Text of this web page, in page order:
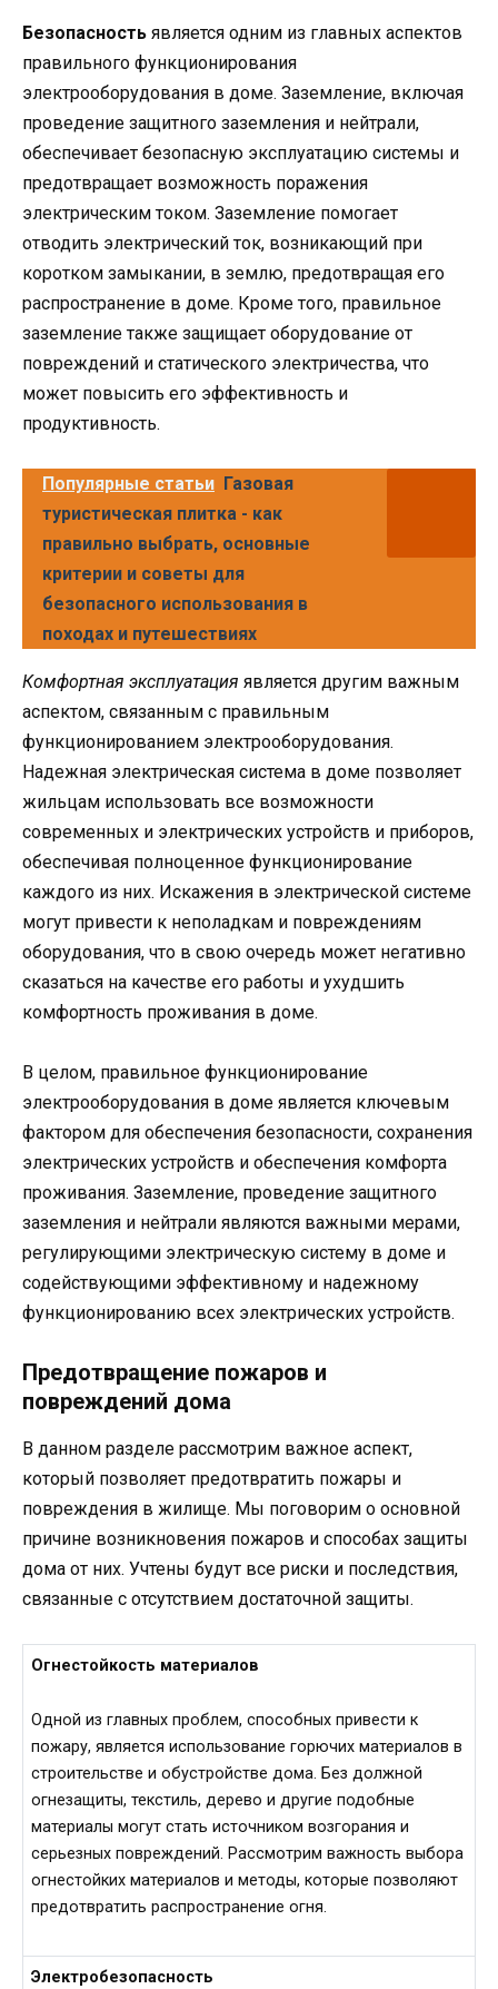
Безопасность является одним из главных аспектов
правильного функционирования
электрооборудования в доме. Заземление, включая
проведение защитного заземления и нейтрали,
обеспечивает безопасную эксплуатацию системы и
предотвращает возможность поражения
электрическим током. Заземление помогает
отводить электрический ток, возникающий при
коротком замыкании, в землю, предотвращая его
распространение в доме. Кроме того, правильное
заземление также защищает оборудование от
повреждений и статического электричества, что
может повысить его эффективность и
продуктивность.
Популярные статьи Газовая
туристическая плитка - как
правильно выбрать, основные
критерии и советы для
безопасного использования в
походах и путешествиях
Комфортная эксплуатация является другим важным
аспектом, связанным с правильным
функционированием электрооборудования.
Надежная электрическая система в доме позволяет
жильцам использовать все возможности
современных и электрических устройств и приборов,
обеспечивая полноценное функционирование
каждого из них. Искажения в электрической системе
могут привести к неполадкам и повреждениям
оборудования, что в свою очередь может негативно
сказаться на качестве его работы и ухудшить
комфортность проживания в доме.
В целом, правильное функционирование
электрооборудования в доме является ключевым
фактором для обеспечения безопасности, сохранения
электрических устройств и обеспечения комфорта
проживания. Заземление, проведение защитного
заземления и нейтрали являются важными мерами,
регулирующими электрическую систему в доме и
содействующими эффективному и надежному
функционированию всех электрических устройств.
Предотвращение пожаров и
повреждений дома
В данном разделе рассмотрим важное аспект,
который позволяет предотвратить пожары и
повреждения в жилище. Мы поговорим о основной
причине возникновения пожаров и способах защиты
дома от них. Учтены будут все риски и последствия,
связанные с отсутствием достаточной защиты.
Огнестойкость материалов
Одной из главных проблем, способных привести к
пожару, является использование горючих материалов в
строительстве и обустройстве дома. Без должной
огнезащиты, текстиль, дерево и другие подобные
материалы могут стать источником возгорания и
серьезных повреждений. Рассмотрим важность выбора
огнестойких материалов и методы, которые позволяют
предотвратить распространение огня.
Электробезопасность